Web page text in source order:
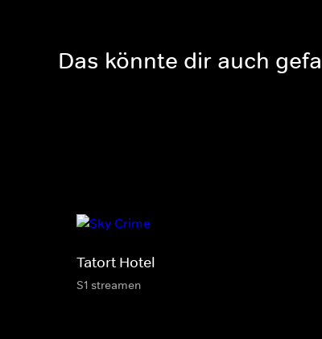
Das könnte dir auch
Tatort Hotel
S1 streamen